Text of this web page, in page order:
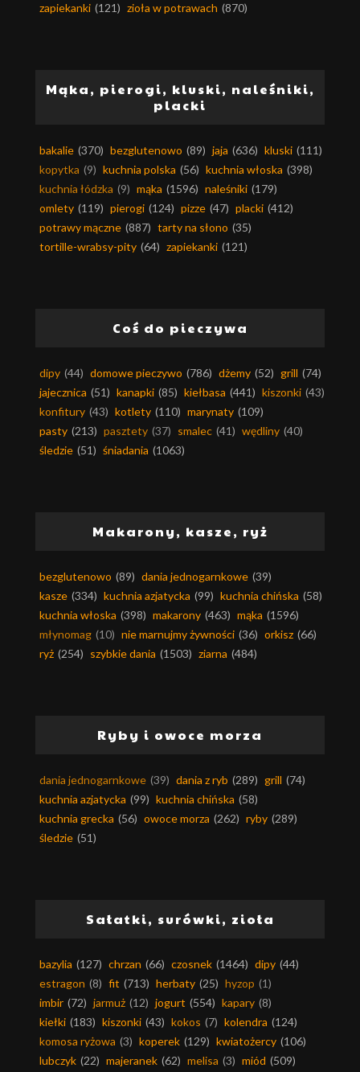
zapiekanki (121) zioła w potrawach (870)
Mąka, pierogi, kluski, naleśniki,
placki
bakalie (370) bezglutenowo (89) jaja (636) kluski (111)
kopytka (9) kuchnia polska (56) kuchnia włoska (398)
kuchnia łódzka (9) mąka (1596) naleśniki (179)
omlety (119) pierogi (124) pizze (47) placki (412)
potrawy mączne (887) tarty na słono (35)
tortille-wrabsy-pity (64) zapiekanki (121)
Coś do pieczywa
dipy (44) domowe pieczywo (786) dżemy (52) grill (74)
jajecznica (51) kanapki (85) kiełbasa (441) kiszonki (43)
konfitury (43) kotlety (110) marynaty (109)
pasty (213) pasztety (37) smalec (41) wędliny (40)
śledzie (51) śniadania (1063)
Makarony, kasze, ryż
bezglutenowo (89) dania jednogarnkowe (39)
kasze (334) kuchnia azjatycka (99) kuchnia chińska (58)
kuchnia włoska (398) makarony (463) mąka (1596)
młynomag (10) nie marnujmy żywności (36) orkisz (66)
ryż (254) szybkie dania (1503) ziarna (484)
Ryby i owoce morza
dania jednogarnkowe (39) dania z ryb (289) grill (74)
kuchnia azjatycka (99) kuchnia chińska (58)
kuchnia grecka (56) owoce morza (262) ryby (289)
śledzie (51)
Sałatki, surówki, zioła
bazylia (127) chrzan (66) czosnek (1464) dipy (44)
estragon (8) fit (713) herbaty (25) hyzop (1)
imbir (72) jarmuż (12) jogurt (554) kapary (8)
kiełki (183) kiszonki (43) kokos (7) kolendra (124)
komosa ryżowa (3) koperek (129) kwiatożercy (106)
lubczyk (22) majeranek (62) melisa (3) miód (509)